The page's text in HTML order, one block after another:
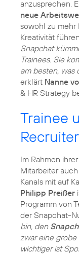
anzusprechen.
neue
sowohl zu mehr
Kreativität
Snapchat
Trainees. Sie
am besten, was
erklärt Nanne
& HR Strategy
Trainee
Im Rahmen ihrer
Mitarbeiter
Kanals mit auf
Philipp Preißer
Programm von
der Snapchat-
bin, den
zwar eine
wichtiger ist